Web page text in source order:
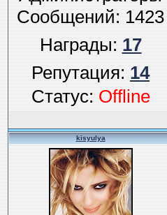
Сообщений:1423
Награды:17
Репутация:14
Статус:Offline
kisyulya